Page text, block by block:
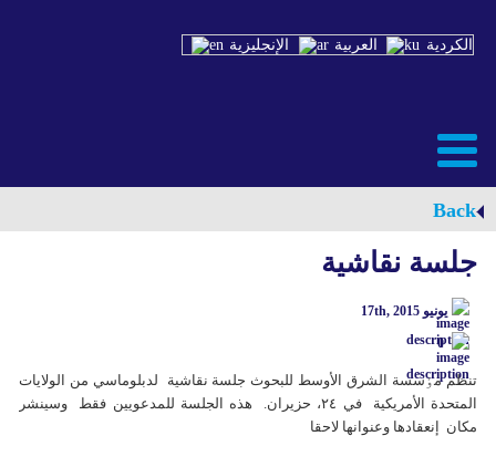
الإنجليزية العربية الكردية
Back
جلسة نقاشية
يونيو 17th, 2015
0
تنظم مٶسسة الشرق الأوسط للبحوث جلسة نقاشية لدبلوماسي من الولايات
المتحدة الأمريکية في ٢٤، حزيران. هذه الجلسة للمدعويين فقط وسينشر
مکان إنعقادها وعنوانها لاحقا